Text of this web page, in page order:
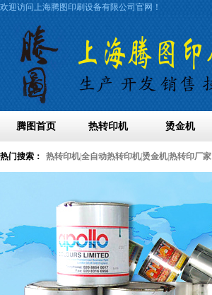
欢迎访问上海腾图印刷设备有限公司官网！
腾图首页 热转印机 烫金机
热门搜索： 热转印机全自动热转印机烫金机热转印厂家